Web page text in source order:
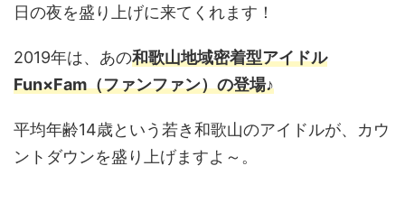
日の夜を盛り上げに来てくれます！
2019年は、あの和歌山地域密着型アイドル
Fun×Fam（ファンファン）の登場♪
平均年齢14歳という若き和歌山のアイドルが、カウ
ントダウンを盛り上げますよ～。